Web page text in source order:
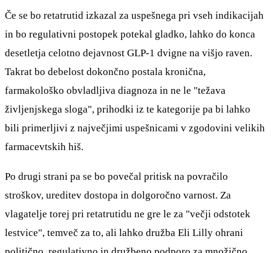
Če se bo retatrutid izkazal za uspešnega pri vseh indikacijah
in bo regulativni postopek potekal gladko, lahko do konca
desetletja celotno dejavnost GLP-1 dvigne na višjo raven.
Takrat bo debelost dokončno postala kronična,
farmakološko obvladljiva diagnoza in ne le "težava
življenjskega sloga", prihodki iz te kategorije pa bi lahko
bili primerljivi z največjimi uspešnicami v zgodovini velikih
farmacevtskih hiš.
Po drugi strani pa se bo povečal pritisk na povračilo
stroškov, ureditev dostopa in dolgoročno varnost. Za
vlagatelje torej pri retatrutidu ne gre le za "večji odstotek
lestvice", temveč za to, ali lahko družba Eli Lilly ohrani